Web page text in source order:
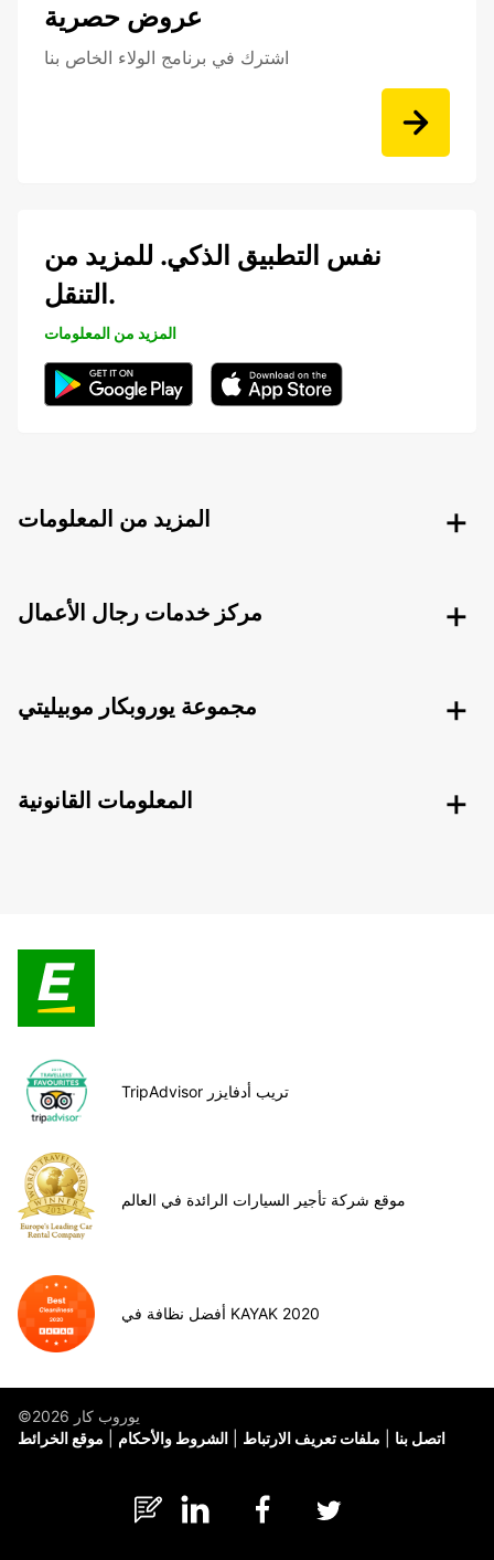
عروض حصرية
اشترك في برنامج الولاء الخاص بنا
نفس التطبيق الذكي. للمزيد من
التنقل.
المزيد من المعلومات
المزيد من المعلومات
مركز خدمات رجال الأعمال
مجموعة يوروبكار موبيليتي
المعلومات القانونية
TripAdvisor تريب أدفايزر
موقع شركة تأجير السيارات الرائدة في العالم
أفضل نظافة في KAYAK 2020
©يوروب كار 2026
موقع الخرائط
الشروط والأحكام ملفات تعريف الارتباط اتصل بنا